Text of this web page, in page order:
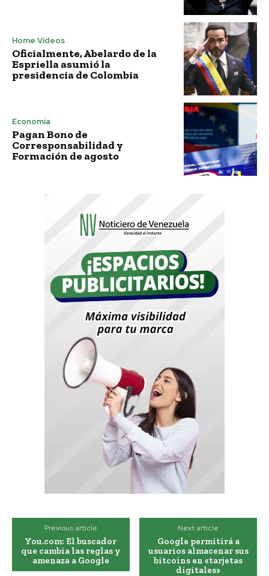
Home Vídeos
Oficialmente, Abelardo de la
Espriella asumió la
presidencia de Colombia
Economía
Pagan Bono de
Corresponsabilidad y
Formación de agosto
Previous article
You.com: El buscador
que cambia las reglas y
amenaza a Google
Next article
Google permitirá a
usuarios almacenar sus
bitcoins en «tarjetas
digitales»